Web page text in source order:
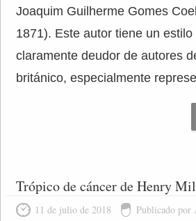
Joaquim Guilherme Gomes
1871). Este autor tiene un estilo
claramente deudor de autores
británico, especialmente
Trópico de cáncer de Henry
11 de julio de 2018 Publicado por